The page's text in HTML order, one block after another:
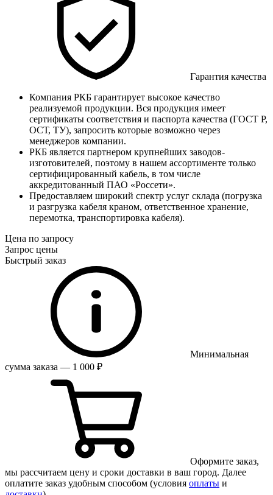
Гарантия качества
Компания РКБ гарантирует высокое качество
реализуемой продукции. Вся продукция имеет
сертификаты соответствия и паспорта качества (ГОСТ Р,
ОСТ, ТУ), запросить которые возможно через
менеджеров компании.
РКБ является партнером крупнейших заводов-
изготовителей, поэтому в нашем ассортименте только
сертифицированный кабель, в том числе
аккредитованный ПАО «Россети».
Предоставляем широкий спектр услуг склада (погрузка
и разгрузка кабеля краном, ответственное хранение,
перемотка, транспортировка кабеля).
Цена по запросу
Запрос цены
Быстрый заказ
Минимальная
сумма заказа — 1 000 ₽
Оформите заказ,
мы рассчитаем цену и сроки доставки в ваш город. Далее
оплатите заказ удобным способом (условия оплаты и